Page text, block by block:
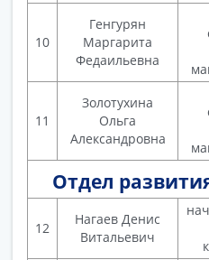
10
Генгурян
Маргарита
Федаильевна
11
Золотухина
Ольга
Александровна
Отдел
12
Нагаев Денис
Витальевич